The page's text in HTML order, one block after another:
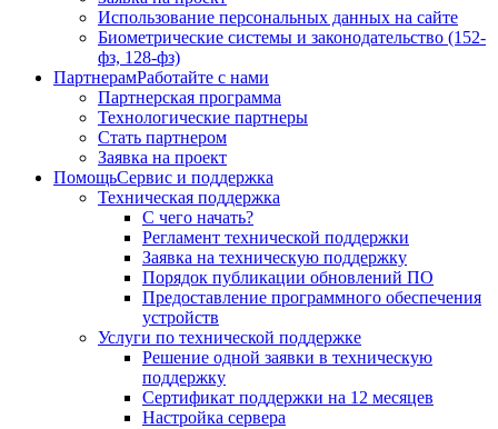
Использование персональных данных на сайте
Биометрические системы и законодательство (152-
фз, 128-фз)
ПартнерамРаботайте с нами
Партнерская программа
Технологические партнеры
Стать партнером
Заявка на проект
ПомощьСервис и поддержка
Техническая поддержка
С чего начать?
Регламент технической поддержки
Заявка на техническую поддержку
Порядок публикации обновлений ПО
Предоставление программного обеспечения
устройств
Услуги по технической поддержке
Решение одной заявки в техническую
поддержку
Сертификат поддержки на 12 месяцев
Настройка сервера